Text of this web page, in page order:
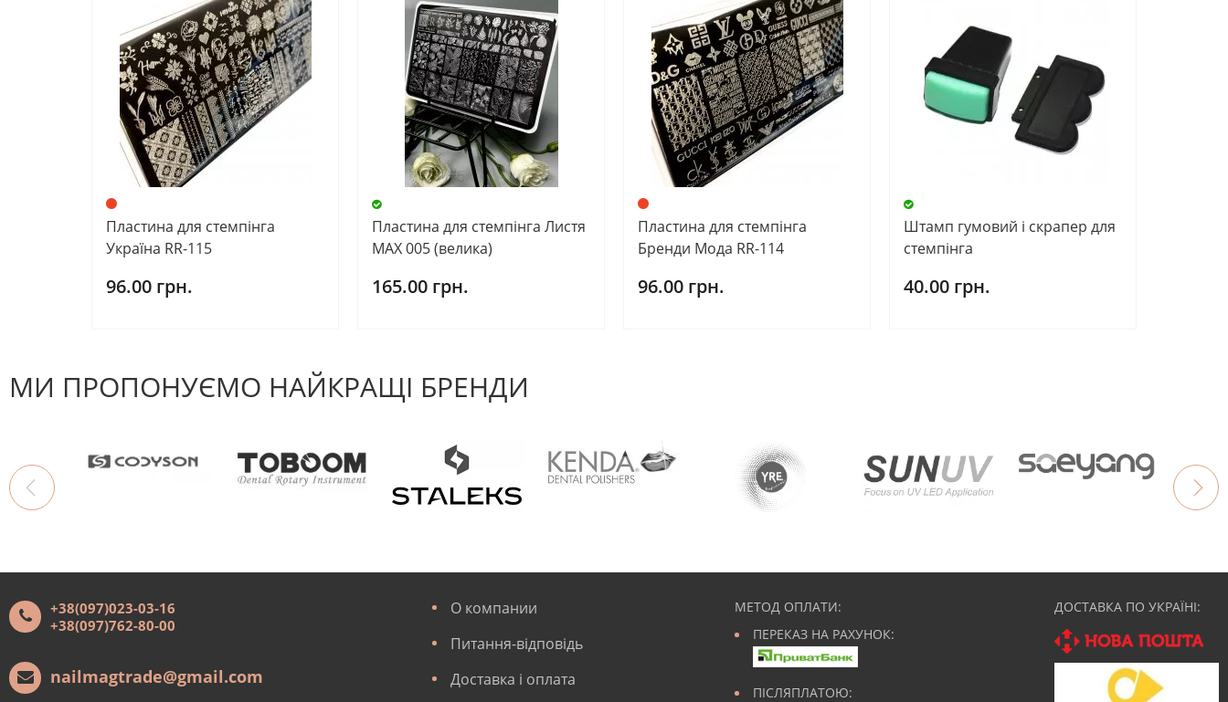
Пластина для стемпінга
Україна RR-115
96.00 грн.
Пластина для стемпінга Листя
MAX 005 (велика)
165.00 грн.
Пластина для стемпінга
Бренди Мода RR-114
96.00 грн.
Штамп гумовий і скрапер для
стемпінга
40.00 грн.
МИ ПРОПОНУЄМО НАЙКРАЩІ БРЕНДИ
+38(097)023-03-16
+38(097)762-80-00
nailmagtrade@gmail.com
О компании
Питання-відповідь
Доставка і оплата
МЕТОД ОПЛАТИ:
ПЕРЕКАЗ НА РАХУНОК:
ПІСЛЯПЛАТОЮ:
ДОСТАВКА ПО УКРАЇНІ: